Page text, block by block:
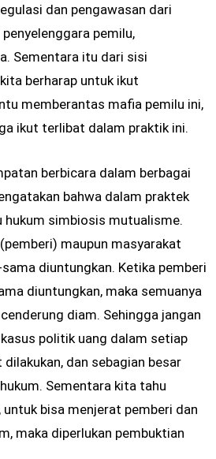
dan pengawasan dari
pemilu,
Sementara itu dari sisi
berharap untuk ikut
memberantas mafia pemilu ini,
ikut terlibat dalam praktik ini.
berbicara dalam berbagai
bahwa dalam praktek
hukum simbiosis mutualisme.
maupun masyarakat
diuntungkan. Ketika pemberi
diuntungkan, maka semuanya
diam. Sehingga jangan
politik uang dalam setiap
dan sebagian besar
Sementara kita tahu
bisa menjerat pemberi dan
maka diperlukan pembuktian